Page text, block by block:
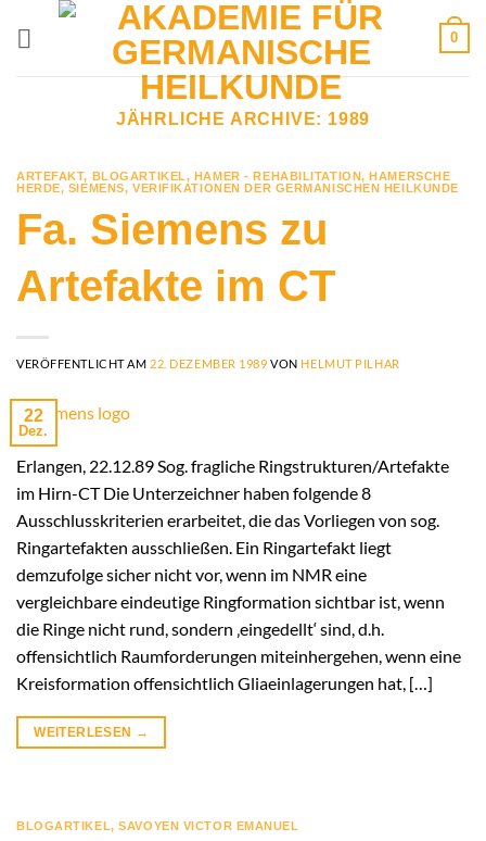
0
JÄHRLICHE ARCHIVE: 1989
ARTEFAKT, BLOGARTIKEL, HAMER - REHABILITATION,HAMERSCHE
HERDE, SIEMENS, VERIFIKATIONEN DER GERMANISCHEN HEILKUNDE
Fa. Siemens zu
Artefakte im CT
VERÖFFENTLICHT AM 22. DEZEMBER 1989 VON HELMUT PILHAR
22
Dez.
Erlangen, 22.12.89 Sog. fragliche Ringstrukturen/Artefakte
im Hirn-CT Die Unterzeichner haben folgende 8
Ausschlusskriterien erarbeitet, die das Vorliegen von sog.
Ringartefakten ausschließen. Ein Ringartefakt liegt
demzufolge sicher nicht vor, wenn im NMR eine
vergleichbare eindeutige Ringformation sichtbar ist, wenn
die Ringe nicht rund, sondern ‚eingedellt‘ sind, d.h.
offensichtlich Raumforderungen miteinhergehen, wenn eine
Kreisformation offensichtlich Gliaeinlagerungen hat, […]
WEITERLESEN →
BLOGARTIKEL,SAVOYEN VICTOR EMANUEL